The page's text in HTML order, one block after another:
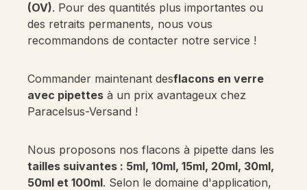
(OV). Pour des quantités plus importantes ou
des retraits permanents, nous vous
recommandons de contacter notre service !
Commander maintenant desflacons en verre
avec pipettes à un prix avantageux chez
Paracelsus-Versand !
Nous proposons nos flacons à pipette dans les
tailles suivantes : 5ml, 10ml, 15ml, 20ml, 30ml,
50ml et 100ml. Selon le domaine d'application,